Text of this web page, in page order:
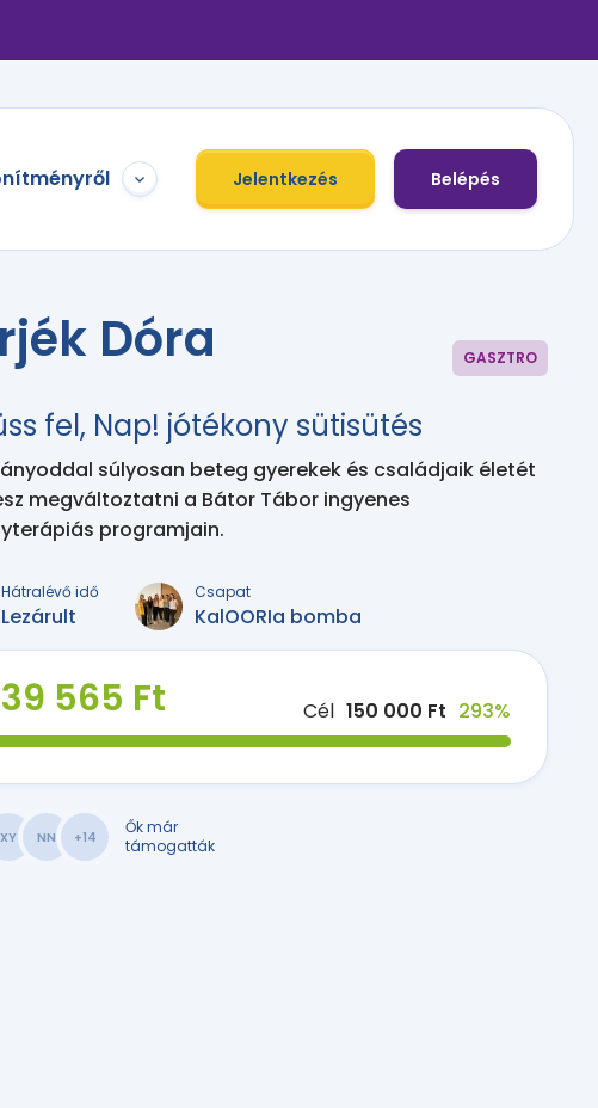
Jelentkezés Belépés
Dóra GASZTRO
fel, Nap! jótékony sütisütés
súlyosan beteg gyerekek és családjaik életét
megváltoztatni a Bátor Tábor ingyenes
programjain.
Hátralévő idő
Lezárult
Csapat
KalOORIa bomba
565 Ft Cél 150 000 Ft 293%
XY NN +14
Ők már
támogatták